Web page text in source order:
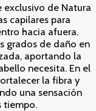
exclusivo de Natura
capilares para
hacia afuera.
grados de daño en
aportando la
necesita. En el
la fibra y
una sensación
tiempo.